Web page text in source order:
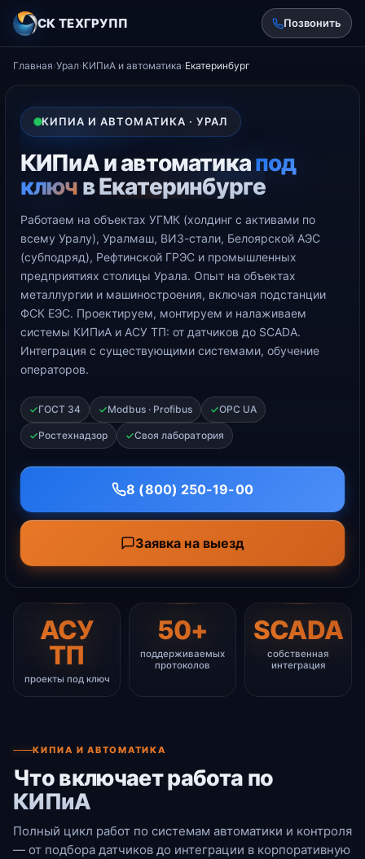
СК ТЕХГРУПП Позвонить
Главная›Урал›КИПиА и автоматика›Екатеринбург
КИПИА И АВТОМАТИКА · УРАЛ
КИПиА и автоматикапод
ключ в Екатеринбурге
Работаем на объектах УГМК (холдинг с активами по
всему Уралу), Уралмаш, ВИЗ-стали, Белоярской АЭС
(субподряд), Рефтинской ГРЭС и промышленных
предприятиях столицы Урала. Опыт на объектах
металлургии и машиностроения, включая подстанции
ФСК ЕЭС. Проектируем, монтируем и налаживаем
системы КИПиА и АСУ ТП: от датчиков до SCADA.
Интеграция с существующими системами, обучение
операторов.
ГОСТ 34 Modbus · Profibus OPC UA
Ростехнадзор Своя лаборатория
8 (800) 250-19-00
Заявка на выезд
АСУ
ТП
проекты под ключ
50+
поддерживаемых
протоколов
SCADA
собственная
интеграция
КИПИА И АВТОМАТИКА
Что включает работа по
КИПиА
Полный цикл работ по системам автоматики и контроля
— от подбора датчиков до интеграции в корпоративную